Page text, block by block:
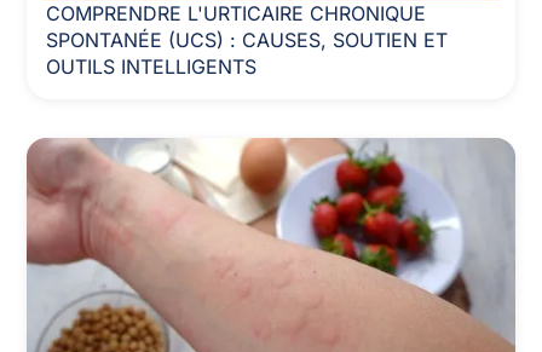
COMPRENDRE L'URTICAIRE CHRONIQUE
SPONTANÉE (UCS) : CAUSES, SOUTIEN ET
OUTILS INTELLIGENTS